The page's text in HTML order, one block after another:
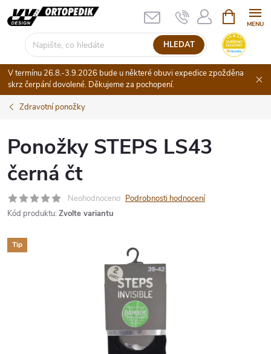
Přejít
na
HLEDAT
NÁKUPNÍ
KOŠÍK
V termínu 26.8.-3.9.2026 bude u některé obuvi expedice zpožděna
skrz čerpání dovolené. Děkujeme za pochopení.
Zdravotní ponožky
Ponožky STEPS LS43
černá čt
Neohodnoceno Podrobnosti hodnocení
Kód produktu: Zvolte variantu
Tip